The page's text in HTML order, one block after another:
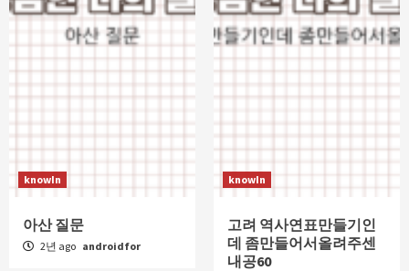
knowIn
아산 질문
2년 ago androidfor
knowIn
고려 역사연표만들기인
데 좀만들어서올려주센
내공60